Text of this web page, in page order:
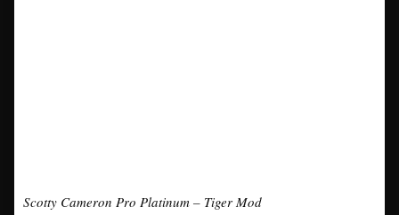
Scotty Cameron Pro Platinum – Tiger Mod